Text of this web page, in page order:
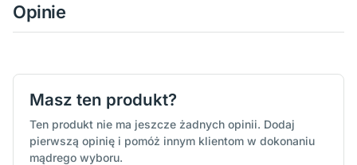
Opinie
Masz ten produkt?
Ten produkt nie ma jeszcze żadnych opinii. Dodaj
pierwszą opinię i pomóż innym klientom w dokonaniu
mądrego wyboru.